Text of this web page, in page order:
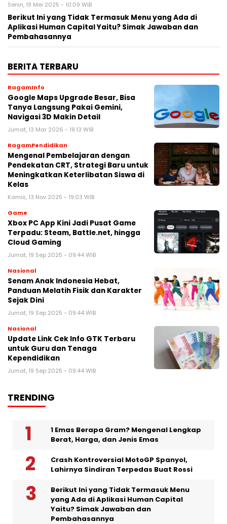
Senin, 19 Mei 2025 - 10:09 WIB
Berikut Ini yang Tidak Termasuk Menu yang Ada di
Aplikasi Human Capital Yaitu? Simak Jawaban dan
Pembahasannya
BERITA TERBARU
RagamInfo
Google Maps Upgrade Besar, Bisa
Tanya Langsung Pakai Gemini,
Navigasi 3D Makin Detail
Jumat, 13 Mar 2026 - 19:13 WIB
RagamPendidikan
Mengenal Pembelajaran dengan
Pendekatan CRT, Strategi Baru untuk
Meningkatkan Keterlibatan Siswa di
Kelas
Kamis, 13 Nov 2025 - 19:03 WIB
Game
Xbox PC App Kini Jadi Pusat Game
Terpadu: Steam, Battle.net, hingga
Cloud Gaming
Jumat, 19 Sep 2025 - 09:44 WIB
Nasional
Senam Anak Indonesia Hebat,
Panduan Melatih Fisik dan Karakter
Sejak Dini
Jumat, 19 Sep 2025 - 09:44 WIB
Nasional
Update Link Cek Info GTK Terbaru
untuk Guru dan Tenaga
Kependidikan
Jumat, 19 Sep 2025 - 09:44 WIB
TRENDING
1 Emas Berapa Gram? Mengenal Lengkap
Berat, Harga, dan Jenis Emas
Crash Kontroversial MotoGP Spanyol,
Lahirnya Sindiran Terpedas Buat Rossi
Berikut Ini yang Tidak Termasuk Menu
yang Ada di Aplikasi Human Capital
Yaitu? Simak Jawaban dan
Pembahasannya